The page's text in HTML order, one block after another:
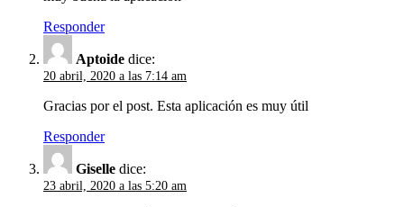
Responder
Aptoide dice:
20 abril, 2020 a las 7:14 am
Gracias por el post. Esta aplicación es muy útil
Responder
Giselle dice:
23 abril, 2020 a las 5:20 am